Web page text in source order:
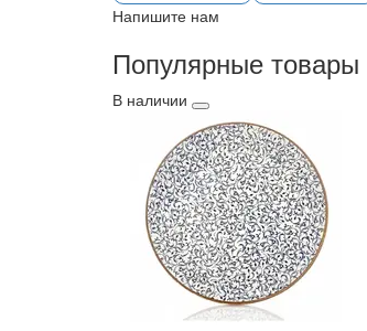
Напишите нам
Популярные товары
В наличии